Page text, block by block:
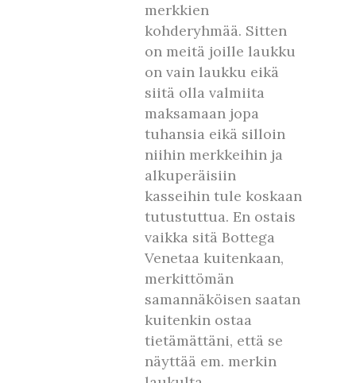
merkkien
kohderyhmää. Sitten
on meitä joille laukku
on vain laukku eikä
siitä olla valmiita
maksamaan jopa
tuhansia eikä silloin
niihin merkkeihin ja
alkuperäisiin
kasseihin tule koskaan
tutustuttua. En ostais
vaikka sitä Bottega
Venetaa kuitenkaan,
merkittömän
samannäköisen saatan
kuitenkin ostaa
tietämättäni, että se
näyttää em. merkin